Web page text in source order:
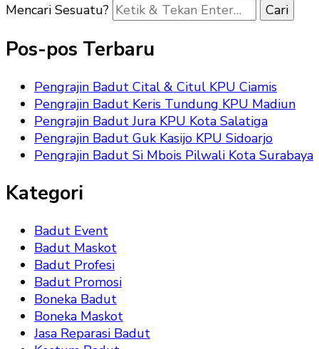
Mencari Sesuatu?
Pos-pos Terbaru
Pengrajin Badut Cital & Citul KPU Ciamis
Pengrajin Badut Keris Tundung KPU Madiun
Pengrajin Badut Jura KPU Kota Salatiga
Pengrajin Badut Guk Kasijo KPU Sidoarjo
Pengrajin Badut Si Mbois Pilwali Kota Surabaya
Kategori
Badut Event
Badut Maskot
Badut Profesi
Badut Promosi
Boneka Badut
Boneka Maskot
Jasa Reparasi Badut